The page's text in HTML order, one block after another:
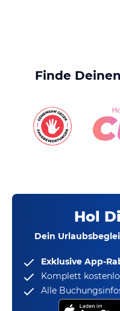
Finde
Hol
Dein
Exklusive App-
Komplett
Alle